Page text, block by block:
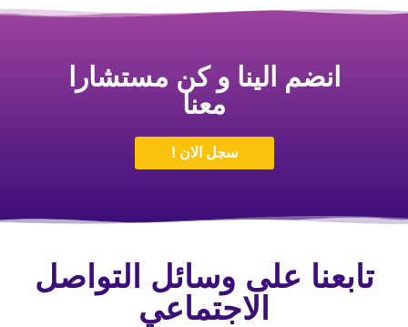
انضم الينا و كن مستشارا
معنا
سجل الان !
تابعنا على وسائل التواصل
الاجتماعي